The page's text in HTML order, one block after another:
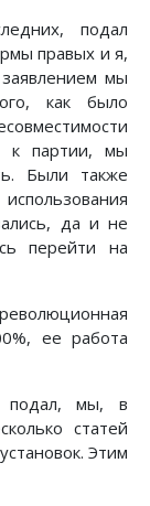
подал
правых и я,
мы
как было
к партии, мы
Были также
да и не
перейти на
ее работа
подал, мы, в
статей
Этим